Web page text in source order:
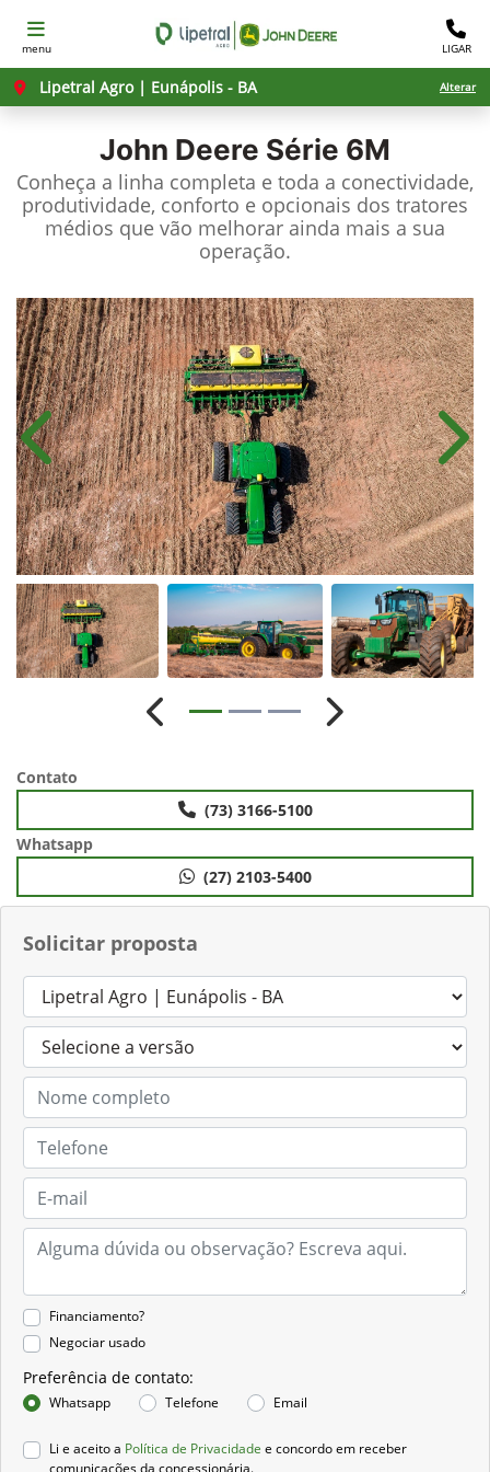
menu LIGAR
Lipetral Agro | Eunápolis - BA Alterar
John Deere Série 6M
Conheça a linha completa e toda a conectividade,
produtividade, conforto e opcionais dos tratores
médios que vão melhorar ainda mais a sua
operação.
Solicitar proposta
Financiamento?
Negociar usado
Preferência de contato:
Whatsapp Telefone Email
Li e aceito a Política de Privacidade e concordo em receber
comunicações da concessionária.
Anterior
Anterior Próximo
Contato
(73) 3166-5100
Whatsapp
(27) 2103-5400